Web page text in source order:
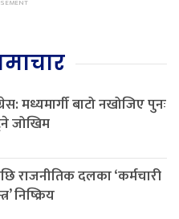
मध्यमार्गी बाटो नखोजिए पुनः
जोखिम
राजनीतिक दलका ‘कर्मचारी
निष्क्रिय